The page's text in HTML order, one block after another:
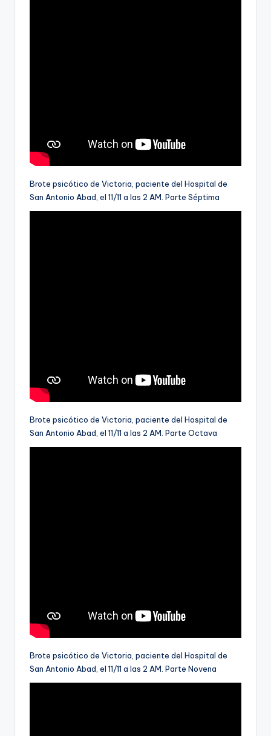
Brote psicótico de Victoria, paciente del Hospital de
San Antonio Abad, el 11/11 a las 2 AM. Parte Séptima
Brote psicótico de Victoria, paciente del Hospital de
San Antonio Abad, el 11/11 a las 2 AM. Parte Octava
Brote psicótico de Victoria, paciente del Hospital de
San Antonio Abad, el 11/11 a las 2 AM. Parte Novena